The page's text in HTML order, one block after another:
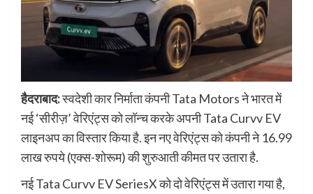
हैदराबाद:स्वदेशी कार निर्माता कंपनी Tata Motors ने भारत में
नई ‘सीरीज़’ वेरिएंट्स को लॉन्च करके अपनी Tata Curvv EV
लाइनअप का विस्तार किया है. इन नए वेरिएंट्स को कंपनी ने 16.99
लाख रुपये (एक्स-शोरूम) की शुरुआती कीमत पर उतारा है.
नई Tata Curvv EV SeriesX को दो वेरिएंट्स में उतारा गया है,